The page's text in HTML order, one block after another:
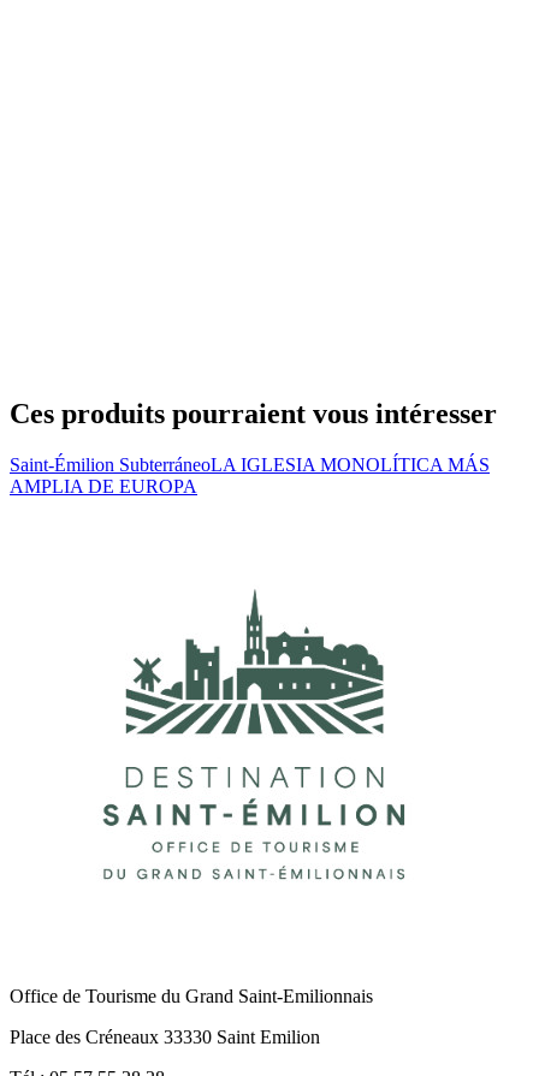
Ces produits pourraient vous intéresser
Saint-Émilion SubterráneoLA IGLESIA MONOLÍTICA MÁS
AMPLIA DE EUROPA
Office de Tourisme du Grand Saint-Emilionnais
Place des Créneaux 33330 Saint Emilion